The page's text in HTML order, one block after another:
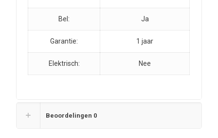
Bel: Ja
Garantie: 1 jaar
Elektrisch: Nee
Beoordelingen 0